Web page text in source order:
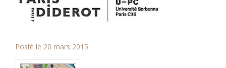
Posté le 20 mars 2015